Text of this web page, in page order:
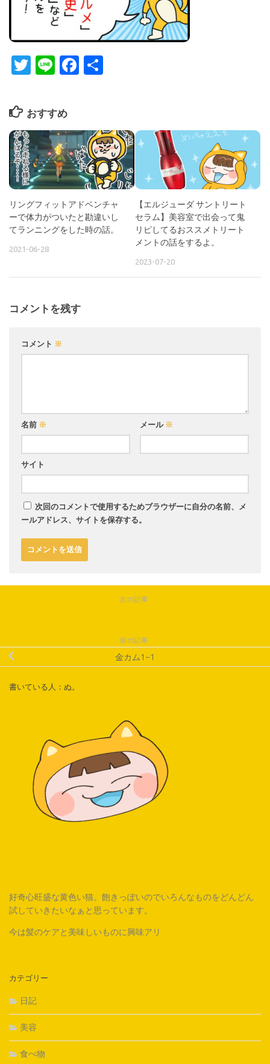
Twitter
LineFacebook
おすすめ
リングフィットアドベンチャ
ーで体力がついたと勘違いし
てランニングをした時の話。
2021-06-28
【エルジューダ サントリート
セラム】美容室で出会って鬼
リピしてるおススメトリート
メントの話をするよ。
2023-07-20
コメントを残す
コメント ※
名前 ※ メール ※
サイト
次回のコメントで使用するためブラウザーに自分の名前、メ
ールアドレス、サイトを保存する。
次の記事
前の記事
金カム1−1
書いている人：ぬ。
好奇心旺盛な黄色い猫。飽きっぽいのでいろんなものをどんどん
試していきたいなぁと思っています。
今は髪のケアと美味しいものに興味アリ
カテゴリー
日記
美容
食べ物